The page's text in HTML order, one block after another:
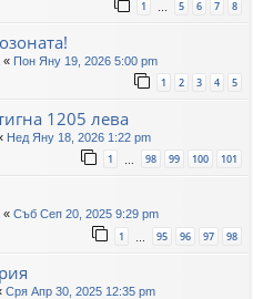
1 … 5 6 7 8
« Пон Яну 19, 2026 5:00 pm
1 2 3 4 5
1205 лева
Нед Яну 18, 2026 1:22 pm
1 … 98 99 100 101
« Съб Сеп 20, 2025 9:29 pm
1 95 96 97 98
Сря Апр 30, 2025 12:35 pm